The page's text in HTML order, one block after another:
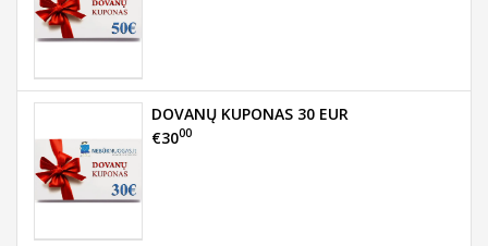
DOVANŲ KUPONAS 30 EUR
€3000